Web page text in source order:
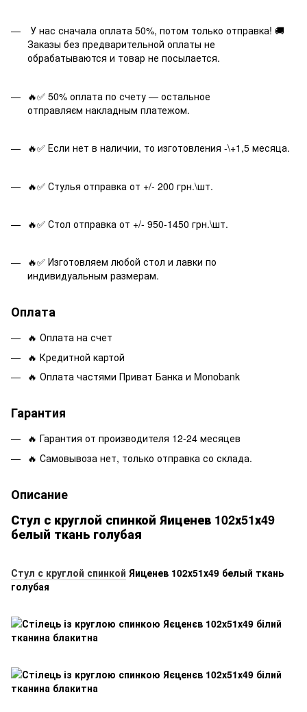
У нас сначала оплата 50%, потом только отправка! 🚚
Заказы без предварительной оплаты не
обрабатываются и товар не посылается.
🔥✅ 50% оплата по счету — остальное
отправляєм накладным платежом.
🔥✅ Если нет в наличии, то изготовления -\+1,5 месяца.
🔥✅ Стулья отправка от +/- 200 грн.\шт.
🔥✅ Стол отправка от +/- 950-1450 грн.\шт.
🔥✅ Изготовляем любой стол и лавки по
индивидуальным размерам.
Оплата
🔥 Оплата на счет
🔥 Кредитной картой
🔥 Оплата частями Приват Банка и Monobank
Гарантия
🔥 Гарантия от производителя 12-24 месяцев
🔥 Самовывоза нет, только отправка со склада.
Описание
Стул с круглой спинкой Яиценев 102х51х49
белый ткань голубая
Стул с круглой спинкой Яиценев 102х51х49 белый ткань
голубая